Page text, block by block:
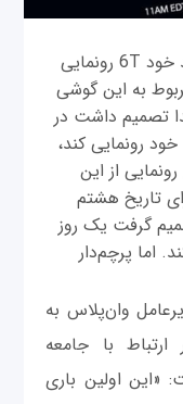
وان‌پلاس در شرایطی از پرچم‌دار جدید خود 6T رونمایی
به این گوشی
تصمیم داشت در
رونمایی کند،
از این
تاریخ هشتم
گرفت یک روز
اما پرچم‌دار
وان‌پلاس به
با جامعه
«این اولین باری